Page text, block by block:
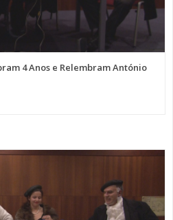
4 Anos e Relembram António